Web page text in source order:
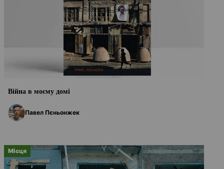
Війна в моєму домі
Павел Пєньонжек
Місця